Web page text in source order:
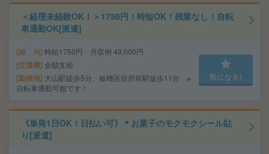
＜経理未経験OK！＞1750円！時短OK！残業なし！自転
車通勤OK[派遣]
給 与 時給1750円 月収例 49,000円
交通費 全額支給
勤務地 大山駅徒歩5分、板橋区役所前駅徒歩11分 ※
自転車通勤可能です！
気になる!
《単発1日OK！日払い可》＊お菓子のモクモクシール貼
り[派遣]